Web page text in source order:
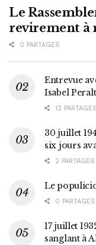
Le
revirement à
0 PARTAGES
Entrevue
Isabel
12 PARTAGES
30 juillet
six jours
2 PARTAGES
Le
0 PARTAGES
17 juillet
sanglant à